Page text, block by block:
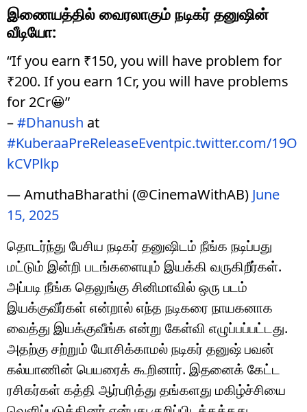
இணையத்தில் வைரலாகும் நடிகர் தனுஷின்
வீடியோ:
“If you earn ₹150, you will have problem for
₹200. If you earn 1Cr, you will have problems
for 2Cr😀”
–#Dhanush at
#KuberaaPreReleaseEventpic.twitter.com/19O
kCVPlkp
— AmuthaBharathi (@CinemaWithAB) June
15, 2025
தொடர்ந்து பேசிய நடிகர் தனுஷிடம் நீங்க நடிப்பது
மட்டும் இன்றி படங்களையும் இயக்கி வருகிறீர்கள்.
அப்படி நீங்க தெலுங்கு சினிமாவில் ஒரு படம்
இயக்குவீர்கள் என்றால் எந்த நடிகரை நாயகனாக
வைத்து இயக்குவீங்க என்று கேள்வி எழுப்பப்பட்டது.
அதற்கு சற்றும் யோசிக்காமல் நடிகர் தனுஷ் பவன்
கல்யாணின் பெயரைக் கூறினார். இதனைக் கேட்ட
ரசிகர்கள் கத்தி ஆர்பரித்து தங்களது மகிழ்ச்சியை